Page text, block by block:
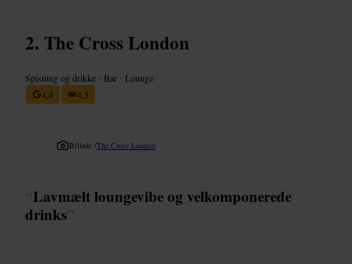
The Cross London
Spisning og drikke • Bar • Lounge
4,4
4,5
Billede /The Cross London
“Lavmælt loungevibe og velkomponerede
drinks”